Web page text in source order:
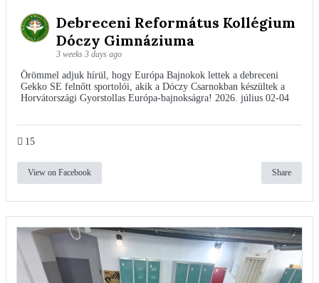
Debreceni Református Kollégium
Dóczy Gimnáziuma
3 weeks 3 days ago
Örömmel adjuk hírül, hogy Európa Bajnokok lettek a debreceni
Gekko SE felnőtt sportolói, akik a Dóczy Csarnokban készültek a
Horvátországi Gyorstollas Európa-bajnokságra! 2026. július 02-04
15
View on Facebook Share